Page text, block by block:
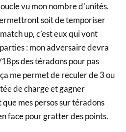
vu mon nombre d’unités.
soit de temporiser
up, c’est eux qui vont
: mon adversaire devra
des téradons pour pas
me permet de reculer de 3 ou
de charge et gagner
mes persos sur téradons
face pour gratter des points.